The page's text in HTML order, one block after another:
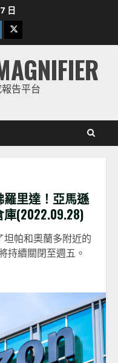
日
Twitter
告平台
羅里達！亞馬遜
(2022.09.28)
帕和奧蘭多附近的
持續關閉至週五。